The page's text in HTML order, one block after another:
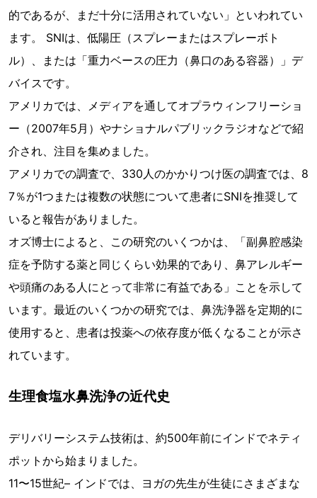
的であるが、まだ十分に活用されていない」といわれてい
ます。 SNIは、低陽圧（スプレーまたはスプレーボト
ル）、または「重力ベースの圧力（鼻口のある容器）」デ
バイスです。
アメリカでは、メディアを通してオプラウィンフリーショ
ー（2007年5月）やナショナルパブリックラジオなどで紹
介され、注目を集めました。
アメリカでの調査で、330人のかかりつけ医の調査では、8
7％が1つまたは複数の状態について患者にSNIを推奨して
いると報告がありました。
オズ博士によると、この研究のいくつかは、「副鼻腔感染
症を予防する薬と同じくらい効果的であり、鼻アレルギー
や頭痛のある人にとって非常に有益である」ことを示して
います。最近のいくつかの研究では、鼻洗浄器を定期的に
使用すると、患者は投薬への依存度が低くなることが示さ
れています。
生理食塩水鼻洗浄の近代史
デリバリーシステム技術は、約500年前にインドでネティ
ポットから始まりました。
11〜15世紀– インドでは、ヨガの先生が生徒にさまざまな